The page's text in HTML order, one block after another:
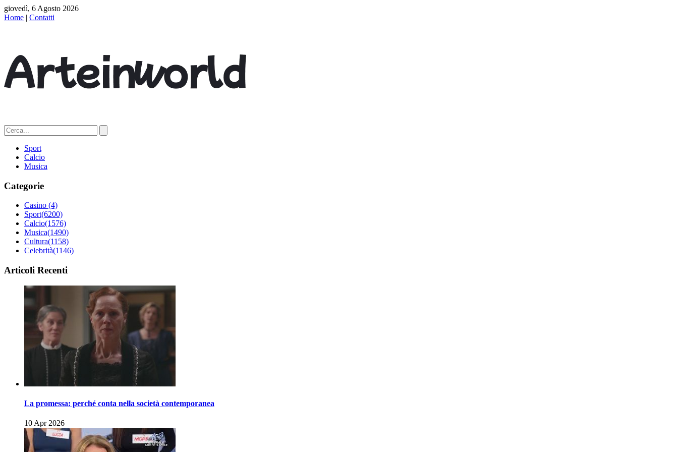
giovedì, 6 Agosto 2026
Home | Contatti
Sport
Calcio
Musica
Categorie
Casino (4)
Sport(6200)
Calcio(1576)
Musica(1490)
Cultura(1158)
Celebrità(1146)
Articoli Recenti
La promessa: perché conta nella società contemporanea
10 Apr 2026